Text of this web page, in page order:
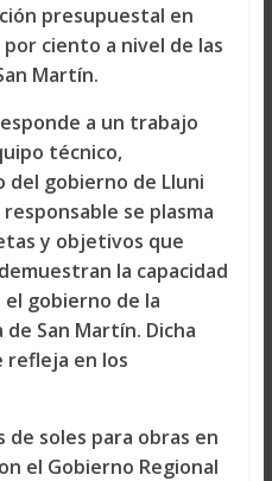
presupuestal en
ciento a nivel de las
Martín.
a un trabajo
técnico,
gobierno de Lluni
se plasma
y objetivos que
la capacidad
gobierno de la
San Martín. Dicha
refleja en los
de soles para obras en
el Gobierno Regional